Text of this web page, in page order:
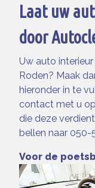
Laat uw
door
Uw auto
Roden? Maak
hieronder in te
contact met u
die deze
bellen naar 050-
Voor de